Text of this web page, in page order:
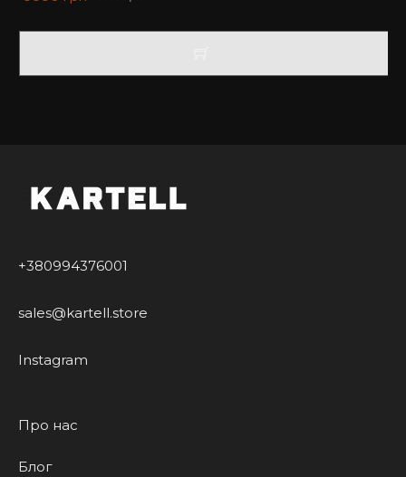
приємно.
+380994376001
sales@kartell.store
Instagram
Про нас
Блог